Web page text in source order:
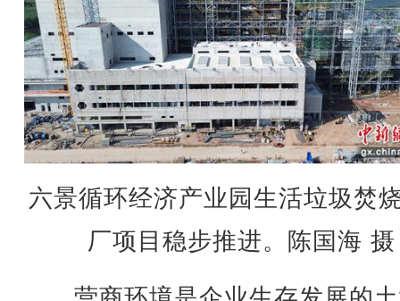
六景循环经济产业园生活垃圾焚
厂项目稳步推进。陈国海 摄